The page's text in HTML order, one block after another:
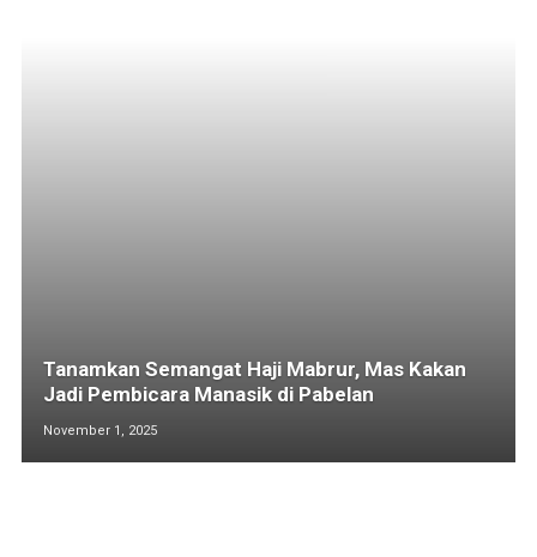
Tanamkan Semangat Haji Mabrur, Mas Kakan
Jadi Pembicara Manasik di Pabelan
November 1, 2025